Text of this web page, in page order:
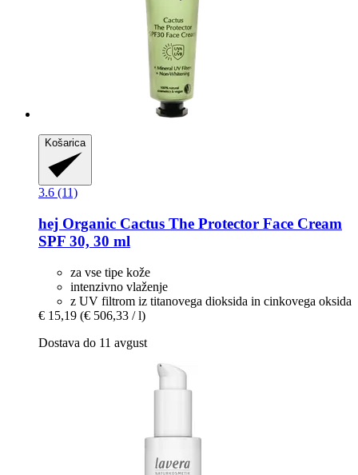
Košarica
3.6 (11)
hej Organic Cactus The Protector Face Cream
SPF 30, 30 ml
za vse tipe kože
intenzivno vlaženje
z UV filtrom iz titanovega dioksida in cinkovega oksida
€ 15,19 (€ 506,33 / l)
Dostava do 11 avgust